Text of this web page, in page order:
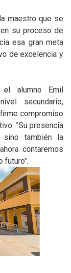
maestro que se
su proceso de
esa gran meta
de excelencia y
el alumno Emil
secundario,
compromiso
"Su presencia
también la
contaremos
futuro".